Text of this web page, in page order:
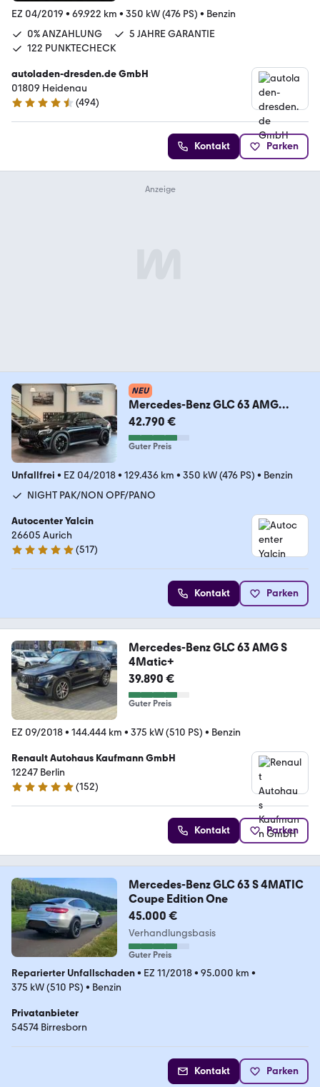
EZ 04/2019 • 69.922 km • 350 kW (476 PS) • Benzin
0% ANZAHLUNG
5 JAHRE GARANTIE
122 PUNKTECHECK
autoladen-dresden.de GmbH
01809 Heidenau
4.5 Sterne
(494)
Kontakt Parken
NEU
Mercedes-Benz GLC 63 AMG
4MATIC+ Coupé Autom.
2.H/ACC/HUD/BURM
42.790 €
Guter Preis
Unfallfrei • EZ 04/2018• 129.436 km • 350 kW (476 PS) • Benzin
NIGHT PAK/NON OPF/PANO
Autocenter Yalcin
26605 Aurich
4.9 Sterne
(517)
Kontakt Parken
Mercedes-Benz GLC 63 AMG S
4Matic+
39.890 €
Guter Preis
EZ 09/2018• 144.444 km • 375 kW (510 PS) • Benzin
Renault Autohaus Kaufmann GmbH
12247 Berlin
4.8 Sterne
(152)
Kontakt Parken
Mercedes-Benz GLC 63 S 4MATIC
Coupe Edition One
45.000 €
Verhandlungsbasis
Guter Preis
Reparierter Unfallschaden• EZ 11/2018• 95.000 km •
375 kW (510 PS) • Benzin
Privatanbieter
54574 Birresborn
Kontakt Parken